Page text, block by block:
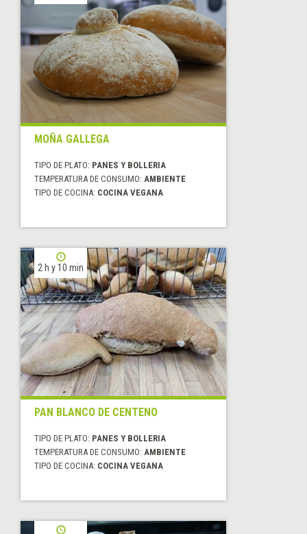
MOÑA GALLEGA
TIPO DE PLATO: PANES Y BOLLERIA
TEMPERATURA DE CONSUMO: AMBIENTE
TIPO DE COCINA: COCINA VEGANA
2 h y 10 min
PAN BLANCO DE CENTENO
TIPO DE PLATO: PANES Y BOLLERIA
TEMPERATURA DE CONSUMO: AMBIENTE
TIPO DE COCINA: COCINA VEGANA